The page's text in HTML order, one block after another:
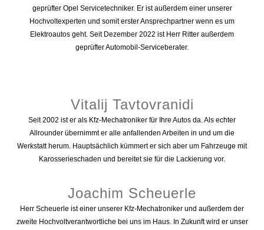
geprüfter Opel Servicetechniker. Er ist außerdem einer unserer
Hochvoltexperten und somit erster Ansprechpartner wenn es um
Elektroautos geht. Seit Dezember 2022 ist Herr Ritter außerdem
geprüfter Automobil-Serviceberater.
Vitalij Tavtovranidi
Seit 2002 ist er als Kfz-Mechatroniker für Ihre Autos da. Als echter
Allrounder übernimmt er alle anfallenden Arbeiten in und um die
Werkstatt herum. Hauptsächlich kümmert er sich aber um Fahrzeuge mit
Karosserieschaden und bereitet sie für die Lackierung vor.
Joachim Scheuerle
Herr Scheuerle ist einer unserer Kfz-Mechatroniker und außerdem der
zweite Hochvoltverantwortliche bei uns im Haus. In Zukunft wird er unser